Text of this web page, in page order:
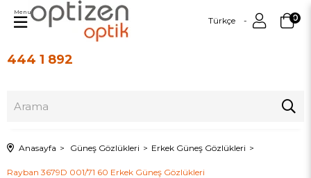
444 1 892
Türkçe 0
Menu
Anasayfa Güneş Gözlükleri Erkek Güneş Gözlükleri
Rayban 3679D 001/71 60 Erkek Güneş Gözlükleri